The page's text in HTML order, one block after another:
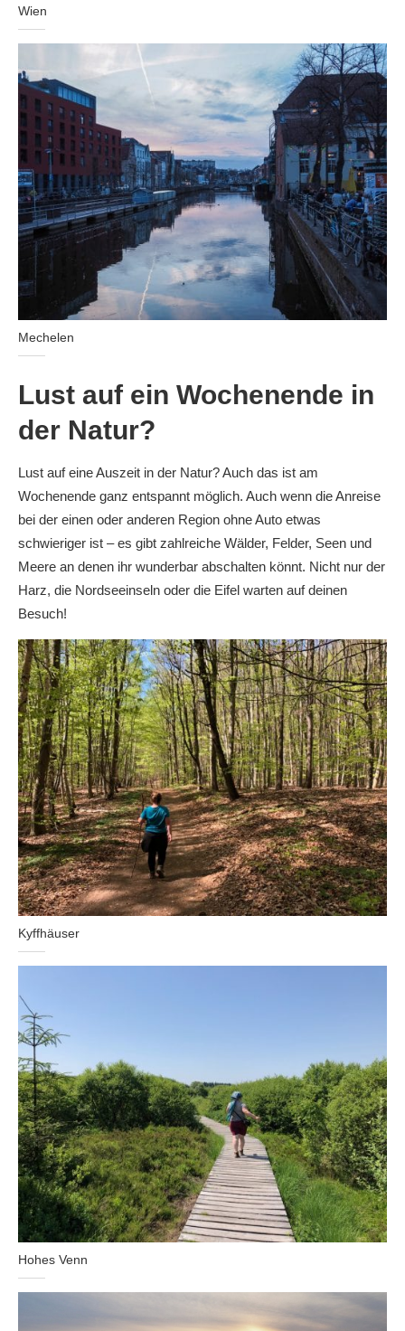
Wien
Mechelen
Lust auf ein Wochenende in
der Natur?
Lust auf eine Auszeit in der Natur? Auch das ist am
Wochenende ganz entspannt möglich. Auch wenn die Anreise
bei der einen oder anderen Region ohne Auto etwas
schwieriger ist – es gibt zahlreiche Wälder, Felder, Seen und
Meere an denen ihr wunderbar abschalten könnt. Nicht nur der
Harz, die Nordseeinseln oder die Eifel warten auf deinen
Besuch!
Kyffhäuser
Hohes Venn